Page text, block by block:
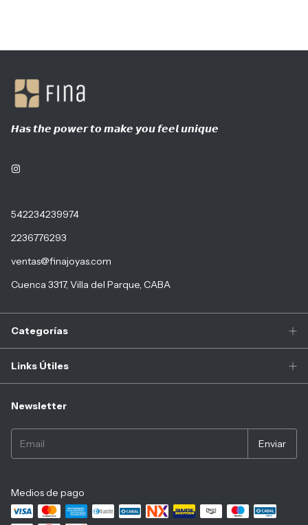
𝙃𝙖𝙨 𝙩𝙝𝙚 𝙥𝙤𝙬𝙚𝙧 𝙩𝙤 𝙢𝙖𝙠𝙚 𝙮𝙤𝙪 𝙛𝙚𝙚𝙡 𝙪𝙣𝙞𝙦𝙪𝙚
542234239974
2236776293
ventas@finajoyas.com
Cuenca 3317, Villa del Parque, CABA
Categorías
Links Útiles
Newsletter
Medios de pago